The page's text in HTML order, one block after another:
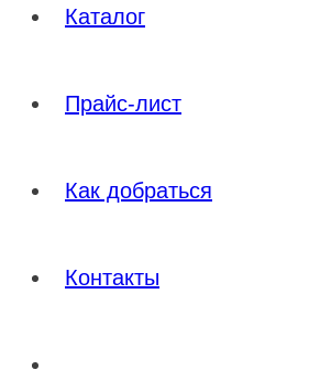
Каталог
Прайс-лист
Как добраться
Контакты